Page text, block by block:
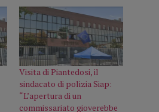
Visita di Piantedosi, il
sindacato di polizia Siap:
“L’apertura di un
commissariato gioverebbe